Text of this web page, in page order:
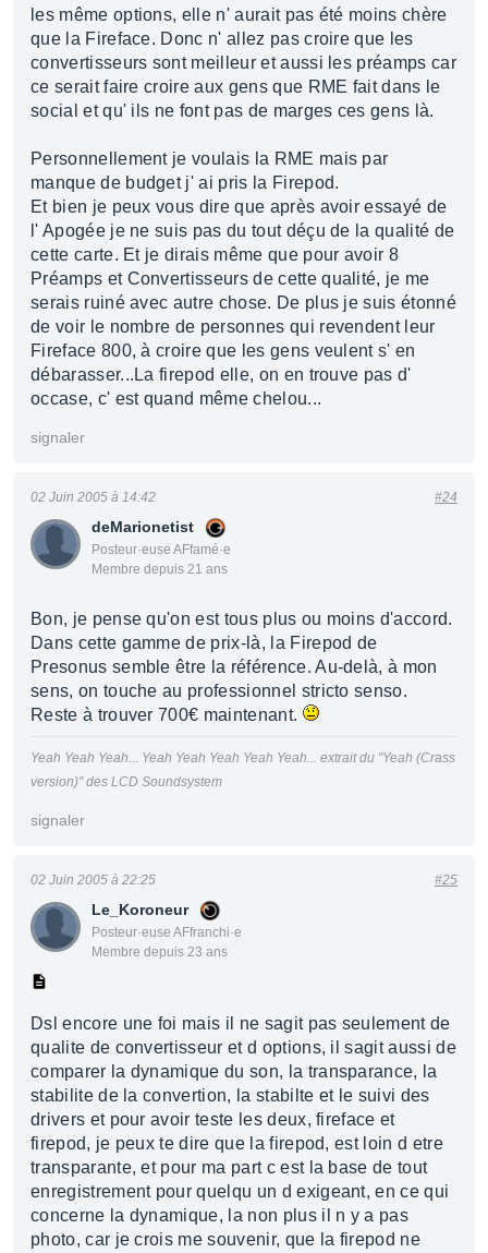
les même options, elle n' aurait pas été moins chère
que la Fireface. Donc n' allez pas croire que les
convertisseurs sont meilleur et aussi les préamps car
ce serait faire croire aux gens que RME fait dans le
social et qu' ils ne font pas de marges ces gens là.
Personnellement je voulais la RME mais par
manque de budget j' ai pris la Firepod.
Et bien je peux vous dire que après avoir essayé de
l' Apogée je ne suis pas du tout déçu de la qualité de
cette carte. Et je dirais même que pour avoir 8
Préamps et Convertisseurs de cette qualité, je me
serais ruiné avec autre chose. De plus je suis étonné
de voir le nombre de personnes qui revendent leur
Fireface 800, à croire que les gens veulent s' en
débarasser...La firepod elle, on en trouve pas d'
occase, c' est quand même chelou...
signaler
deMarionetist
Posteur·euse AFfamé·e
Membre depuis 21 ans
02 Juin 2005 à 14:42 #24
Bon, je pense qu'on est tous plus ou moins d'accord.
Dans cette gamme de prix-là, la Firepod de
Presonus semble être la référence. Au-delà, à mon
sens, on touche au professionnel stricto senso.
Reste à trouver 700€ maintenant.
Yeah Yeah Yeah... Yeah Yeah Yeah Yeah Yeah... extrait du "Yeah (Crass
version)" des LCD Soundsystem
signaler
Le_Koroneur
Posteur·euse AFfranchi·e
Membre depuis 23 ans
02 Juin 2005 à 22:25 #25
Dsl encore une foi mais il ne sagit pas seulement de
qualite de convertisseur et d options, il sagit aussi de
comparer la dynamique du son, la transparance, la
stabilite de la convertion, la stabilte et le suivi des
drivers et pour avoir teste les deux, fireface et
firepod, je peux te dire que la firepod, est loin d etre
transparante, et pour ma part c est la base de tout
enregistrement pour quelqu un d exigeant, en ce qui
concerne la dynamique, la non plus il n y a pas
photo, car je crois me souvenir, que la firepod ne